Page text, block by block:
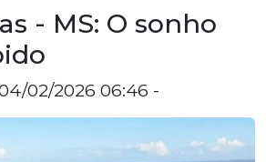
- MS: O sonho
02/2026 06:46 -